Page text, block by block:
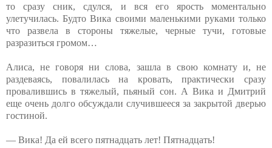
то сразу сник, сдулся, и вся его ярость моментально
улетучилась. Будто Вика своими маленькими руками только
что развела в стороны тяжелые, черные тучи, готовые
разразиться громом…
Алиса, не говоря ни слова, зашла в свою комнату и, не
раздеваясь, повалилась на кровать, практически сразу
провалившись в тяжелый, пьяный сон. А Вика и Дмитрий
еще очень долго обсуждали случившееся за закрытой дверью
гостиной.
— Вика! Да ей всего пятнадцать лет! Пятнадцать!